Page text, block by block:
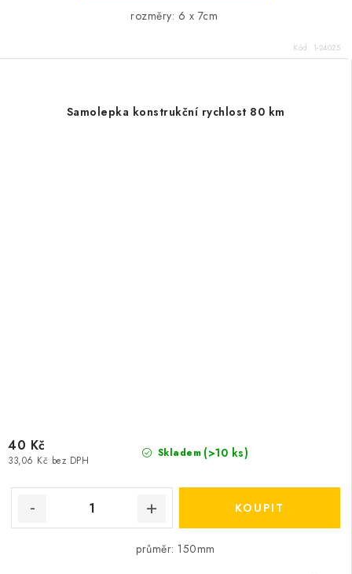
rozměry: 6 x 7cm
Kód: 1-24025
Samolepka konstrukční rychlost 80 km
Skladem (>10 ks)
33,06 Kč bez DPH
40 Kč
průměr: 150mm